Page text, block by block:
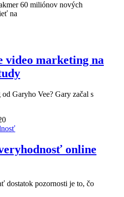
60 miliónov nových
na
video marketing na
Garyho Vee? Gary začal s
online
dostatok pozornosti je to, čo